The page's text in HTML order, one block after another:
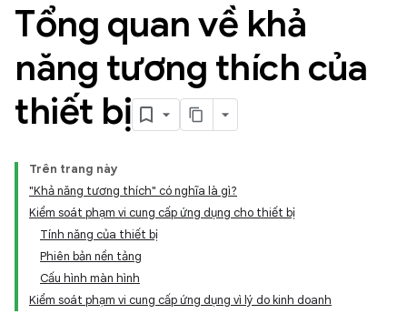
Tổng quan về khả
năng tương thích của
thiết bị
Trên trang này
"Khả năng tương thích" có nghĩa là gì?
Kiểm soát phạm vi cung cấp ứng dụng cho thiết bị
Tính năng của thiết bị
Phiên bản nền tảng
Cấu hình màn hình
Kiểm soát phạm vi cung cấp ứng dụng vì lý do kinh doanh